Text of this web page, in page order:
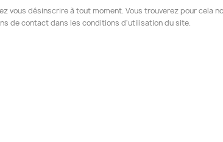
vous désinscrire à tout moment. Vous trouverez pour cela
de contact dans les conditions d'utilisation du site.